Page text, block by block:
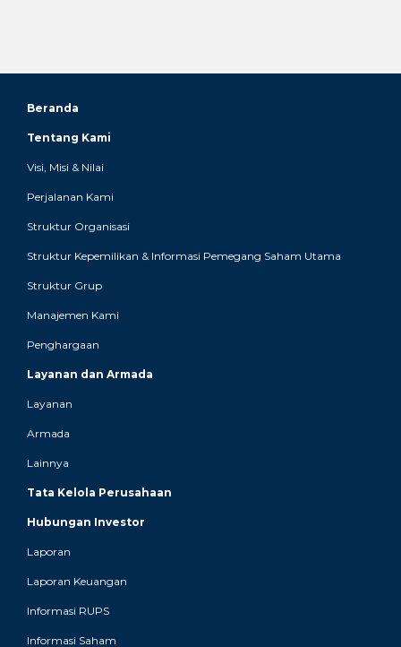
Beranda
Tentang Kami
Visi, Misi & Nilai
Perjalanan Kami
Struktur Organisasi
Struktur Kepemilikan & Informasi Pemegang Saham Utama
Struktur Grup
Manajemen Kami
Penghargaan
Layanan dan Armada
Layanan
Armada
Lainnya
Tata Kelola Perusahaan
Hubungan Investor
Laporan
Laporan Keuangan
Informasi RUPS
Informasi Saham